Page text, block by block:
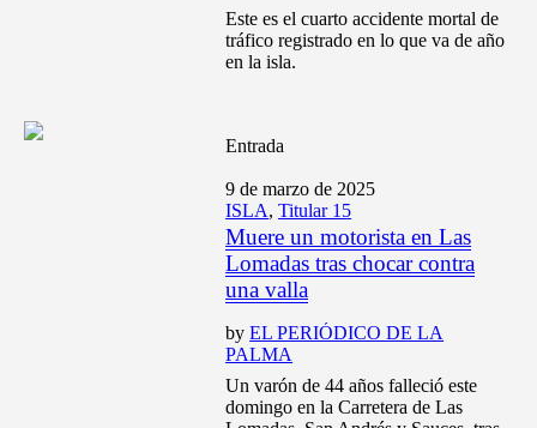
Este es el cuarto accidente mortal de
tráfico registrado en lo que va de año
en la isla.
Entrada
9 de marzo de 2025
ISLA,Titular 15
Muere un motorista en Las
Lomadas tras chocar contra
una valla
byEL PERIÓDICO DE LA
PALMA
Un varón de 44 años falleció este
domingo en la Carretera de Las